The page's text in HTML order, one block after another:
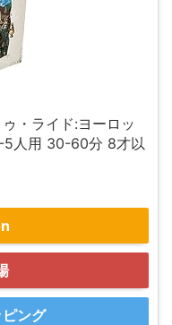
・ライド:ヨーロッ
5人用 30-60分 8才以
ング